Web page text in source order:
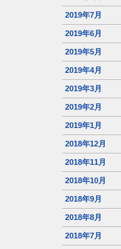
2019年7月
2019年6月
2019年5月
2019年4月
2019年3月
2019年2月
2019年1月
2018年12月
2018年11月
2018年10月
2018年9月
2018年8月
2018年7月